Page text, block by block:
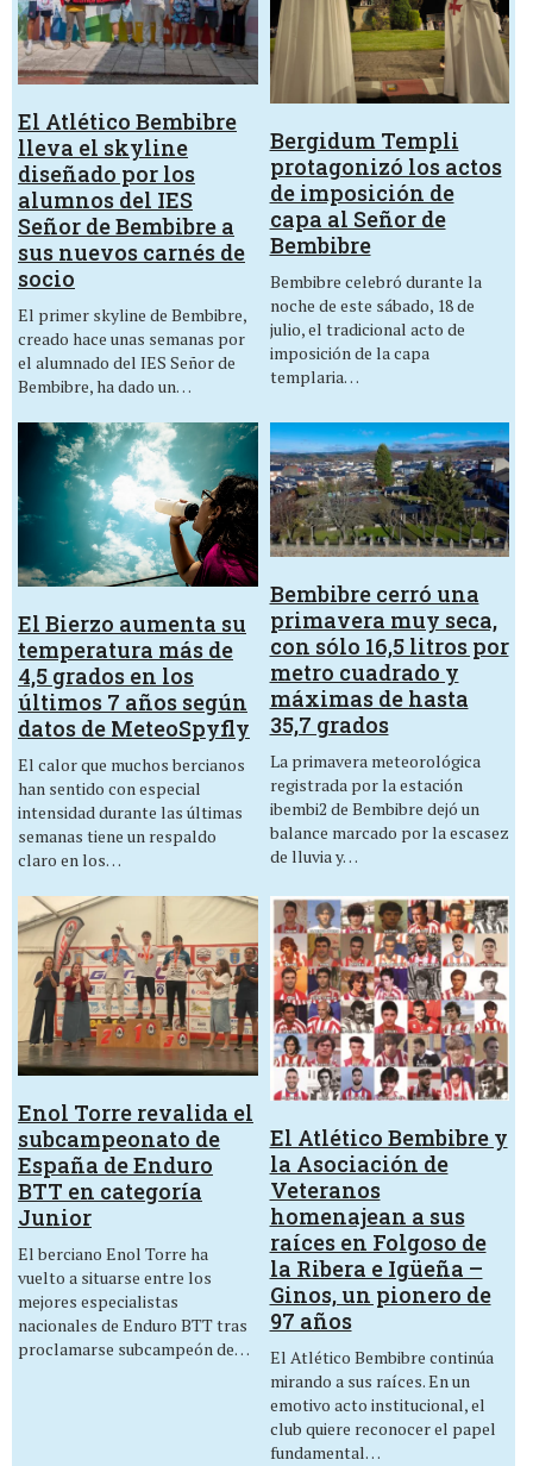
El Atlético Bembibre
lleva el skyline
diseñado por los
alumnos del IES
Señor de Bembibre a
sus nuevos carnés de
socio
El primer skyline de Bembibre,
creado hace unas semanas por
el alumnado del IES Señor de
Bembibre, ha dado un…
Bergidum Templi
protagonizó los actos
de imposición de
capa al Señor de
Bembibre
Bembibre celebró durante la
noche de este sábado, 18 de
julio, el tradicional acto de
imposición de la capa
templaria…
El Bierzo aumenta su
temperatura más de
4,5 grados en los
últimos 7 años según
datos de MeteoSpyfly
El calor que muchos bercianos
han sentido con especial
intensidad durante las últimas
semanas tiene un respaldo
claro en los…
Bembibre cerró una
primavera muy seca,
con sólo 16,5 litros por
metro cuadrado y
máximas de hasta
35,7 grados
La primavera meteorológica
registrada por la estación
ibembi2 de Bembibre dejó un
balance marcado por la escasez
de lluvia y…
Enol Torre revalida el
subcampeonato de
España de Enduro
BTT en categoría
Junior
El berciano Enol Torre ha
vuelto a situarse entre los
mejores especialistas
nacionales de Enduro BTT tras
proclamarse subcampeón de…
El Atlético Bembibre y
la Asociación de
Veteranos
homenajean a sus
raíces en Folgoso de
la Ribera e Igüeña –
Ginos, un pionero de
97 años
El Atlético Bembibre continúa
mirando a sus raíces. En un
emotivo acto institucional, el
club quiere reconocer el papel
fundamental…